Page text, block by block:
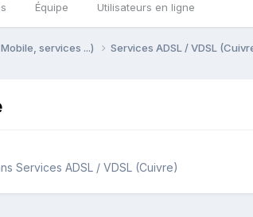
Équipe Utilisateurs en ligne
services ...) Services ADSL / VDSL
Services ADSL / VDSL (Cuivre)